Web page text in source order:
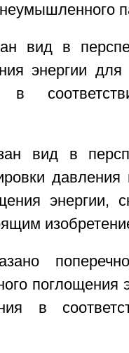
неумышленного
вид в
энергии для
в
вид в
энергии,
поглощения
в